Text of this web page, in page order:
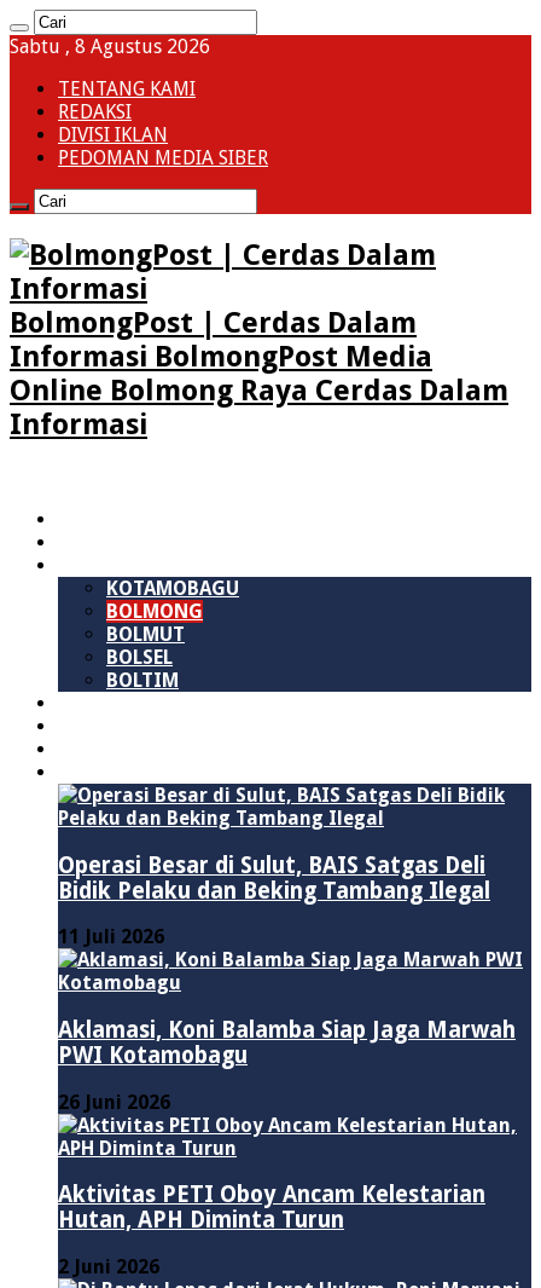
Sabtu , 8 Agustus 2026
TENTANG KAMI
REDAKSI
DIVISI IKLAN
PEDOMAN MEDIA SIBER
BolmongPost | Cerdas Dalam
Informasi BolmongPost Media
Online Bolmong Raya Cerdas Dalam
Informasi
KOTAMOBAGU
BOLMONG
BOLMUT
BOLSEL
BOLTIM
Operasi Besar di Sulut, BAIS Satgas Deli
Bidik Pelaku dan Beking Tambang Ilegal
11 Juli 2026
Aklamasi, Koni Balamba Siap Jaga Marwah
PWI Kotamobagu
26 Juni 2026
Aktivitas PETI Oboy Ancam Kelestarian
Hutan, APH Diminta Turun
2 Juni 2026